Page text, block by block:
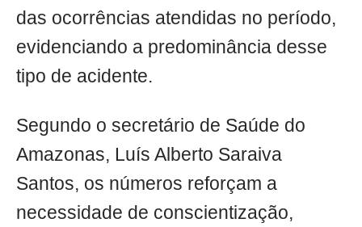
das ocorrências atendidas no período,
evidenciando a predominância desse
tipo de acidente.
Segundo o secretário de Saúde do
Amazonas, Luís Alberto Saraiva
Santos, os números reforçam a
necessidade de conscientização,